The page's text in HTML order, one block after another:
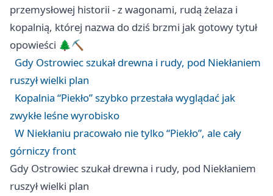
przemysłowej historii - z wagonami, rudą żelaza i
kopalnią, której nazwa do dziś brzmi jak gotowy tytuł
opowieści 🌲⛏️
Gdy Ostrowiec szukał drewna i rudy, pod Niekłaniem
ruszył wielki plan
Kopalnia “Piekło” szybko przestała wyglądać jak
zwykłe leśne wyrobisko
W Niekłaniu pracowało nie tylko “Piekło”, ale cały
górniczy front
Gdy Ostrowiec szukał drewna i rudy, pod Niekłaniem
ruszył wielki plan